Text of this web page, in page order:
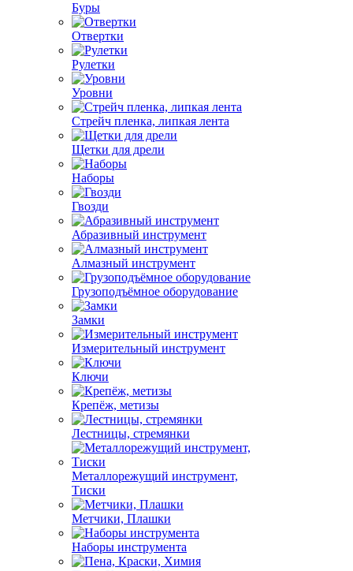
Буры
Отвертки
Рулетки
Уровни
Стрейч пленка, липкая лента
Щетки для дрели
Наборы
Гвозди
Абразивный инструмент
Алмазный инструмент
Грузоподъёмное оборудование
Замки
Измерительный инструмент
Ключи
Крепёж, метизы
Лестницы, стремянки
Металлорежущий инструмент,
Тиски
Метчики, Плашки
Наборы инструмента